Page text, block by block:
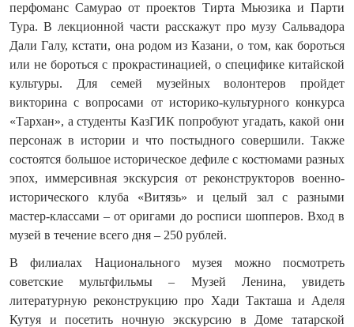
перфоманс Самурао от проектов Тирта Мьюзика и Парти
Тура. В лекционной части расскажут про музу Сальвадора
Дали Галу, кстати, она родом из Казани, о том, как бороться
или не бороться с прокрастинацией, о специфике китайской
культуры. Для семей музейных волонтеров пройдет
викторина с вопросами от историко-культурного конкурса
«Тархан», а студенты КазГИК попробуют угадать, какой они
персонаж в истории и что постыдного совершили. Также
состоятся большое историческое дефиле с костюмами разных
эпох, иммерсивная экскурсия от реконструкторов военно-
исторического клуба «Витязь» и целый зал с разными
мастер-классами – от оригами до росписи шопперов. Вход в
музей в течение всего дня – 250 рублей.
В филиалах Национального музея можно посмотреть
советские мультфильмы – Музей Ленина, увидеть
литературную реконструкцию про Хади Такташа и Аделя
Кутуя и посетить ночную экскурсию в Доме татарской